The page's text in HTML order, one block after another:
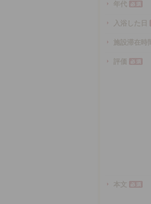
年代
入浴した日
施設滞在時間
評価
本文